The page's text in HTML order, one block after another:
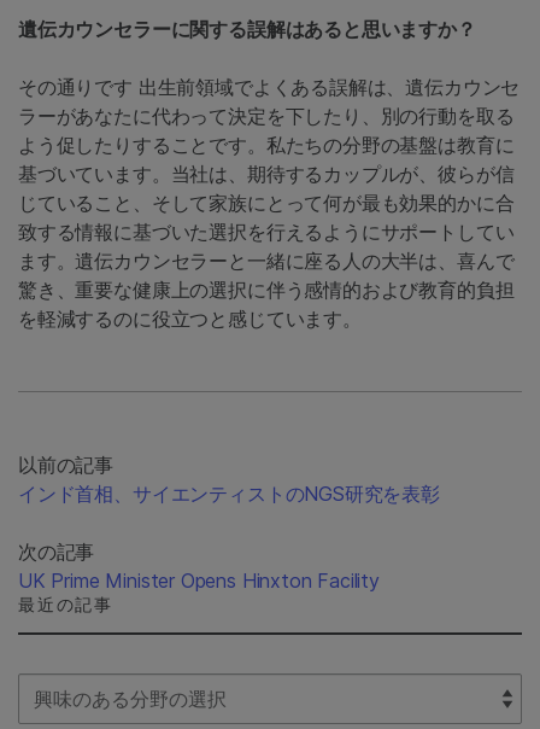
遺伝カウンセラーに関する誤解はあると思いますか？
その通りです 出生前領域でよくある誤解は、遺伝カウンセ
ラーがあなたに代わって決定を下したり、別の行動を取る
よう促したりすることです。私たちの分野の基盤は教育に
基づいています。当社は、期待するカップルが、彼らが信
じていること、そして家族にとって何が最も効果的かに合
致する情報に基づいた選択を行えるようにサポートしてい
ます。遺伝カウンセラーと一緒に座る人の大半は、喜んで
驚き、重要な健康上の選択に伴う感情的および教育的負担
を軽減するのに役立つと感じています。
以前の記事
インド首相、サイエンティストのNGS研究を表彰
次の記事
UK Prime Minister Opens Hinxton Facility
最近の記事
Select Filter